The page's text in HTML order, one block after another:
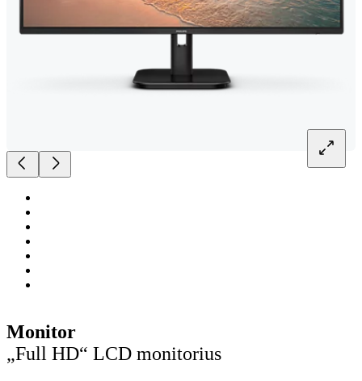
Monitor
„Full HD“ LCD monitorius